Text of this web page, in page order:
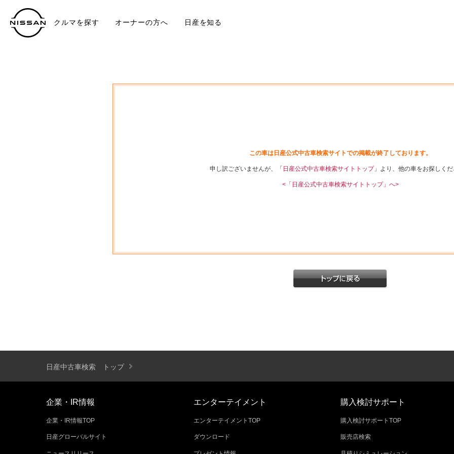
クルマを探す オーナーの方へ 日産を知る
この車は日産公式中古車検索サイトでの掲載が終了しております。
申し訳ございませんが、「 日産公式中古車検索サイトトップ」より、他の車をお探しくだ
<「日産公式中古車検索サイトトップ」へ>
日産中古車検索 トップ
企業・IR情報
企業・IR情報TOP
日産グローバルサイト
エンターテイメント
エンターテイメントTOP
ダウンロード
購入検討サポート
購入検討サポートTOP
販売店検索